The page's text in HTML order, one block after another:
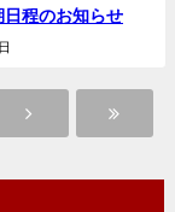
日程のお知らせ